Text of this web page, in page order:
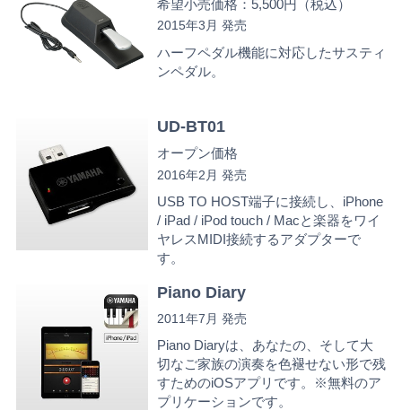
希望小売価格：5,500円（税込）
2015年3月 発売
ハーフペダル機能に対応したサスティ
ンペダル。
UD-BT01
オープン価格
2016年2月 発売
USB TO HOST端子に接続し、iPhone
/ iPad / iPod touch / Macと楽器をワイ
ヤレスMIDI接続するアダプターで
す。
Piano Diary
2011年7月 発売
Piano Diaryは、あなたの、そして大
切なご家族の演奏を色褪せない形で残
すためのiOSアプリです。※無料のア
プリケーションです。